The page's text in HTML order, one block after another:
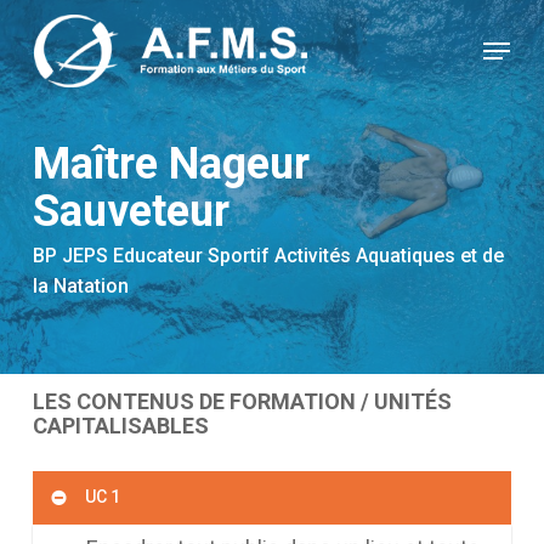
to
main
content
Menu
Maître Nageur
Sauveteur
BP JEPS Educateur Sportif Activités Aquatiques et de
la Natation
LES CONTENUS DE FORMATION / UNITÉS
CAPITALISABLES
UC 1
Panneau de gestion des cookies